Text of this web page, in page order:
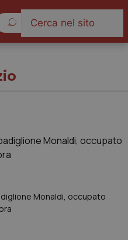
Monaldi, occupato